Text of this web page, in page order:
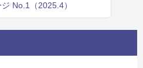
No.1（2025.4）